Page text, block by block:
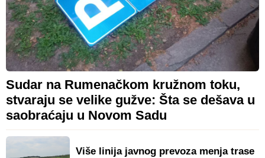
Sudar na Rumenačkom kružnom toku,
stvaraju se velike gužve: Šta se dešava u
saobraćaju u Novom Sadu
Više linija javnog prevoza menja trase